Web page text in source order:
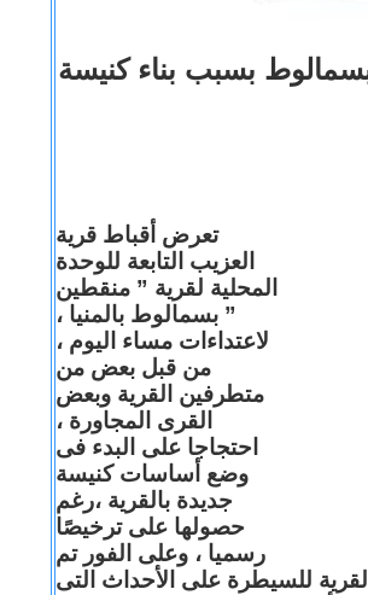
بسبب بناء كنيسة
تعرض أقباط قرية
العزيب التابعة للوحدة
المحلية لقرية ” منقطين
” بسمالوط بالمنيا ،
لاعتداءات مساء اليوم ،
من قبل بعض من
متطرفين القرية وبعض
القرى المجاورة ،
احتجاجا على البدء فى
وضع أساسات كنيسة
جديدة بالقرية ،رغم
حصولها على ترخيصًا
رسميا ، وعلى الفور تم
للسيطرة على الأحداث التى